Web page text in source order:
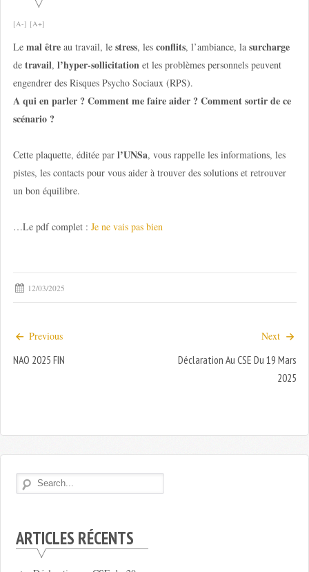
[A-] [A+]
Le mal êtreau travail, le stress, les conflits, l’ambiance, la surcharge
de travail, l’hyper-sollicitation et les problèmes personnels peuvent
engendrer des Risques Psycho Sociaux (RPS).
A qui en parler ? Comment me faire aider ? Comment sortir de ce
scénario ?
Cette plaquette, éditée par l’UNSa, vous rappelle les informations, les
pistes, les contacts pour vous aider à trouver des solutions et retrouver
un bon équilibre.
…Le pdf complet : Je ne vais pas bien
12/03/2025
Previous
NAO 2025 FIN
Next
Déclaration Au CSE Du 19 Mars
2025
ARTICLES RÉCENTS